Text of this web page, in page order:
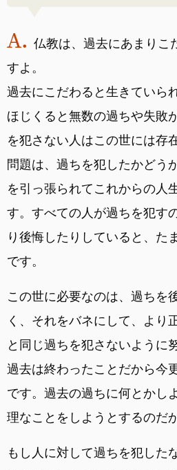
仏教は、過去にあまりこ
すよ。
過去にこだわると生きていら
ほじくると無数の過ちや失敗
を犯さない人はこの世には存
問題は、過ちを犯したかどう
を引っ張られてこれからの人
す。すべての人が過ちを犯す
り後悔したりしていると、た
です。
この世に必要なのは、過ちを
く、それをバネにして、より
と同じ過ちを犯さないように
過去は終わったことだから今
です。過去の過ちに何とかし
理なことをしようとするのだ
もし人に対して過ちを犯した